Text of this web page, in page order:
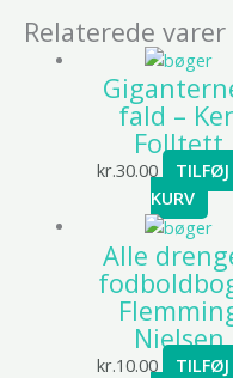
Relaterede varer
fald –
Folltett
kr.30.00
KURV
Alle
Nielsen
kr.10.00